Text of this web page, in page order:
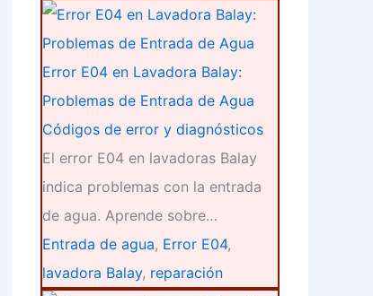
Error E04 en Lavadora Balay:
Problemas de Entrada de Agua
Códigos de error y diagnósticos
El error E04 en lavadoras Balay
indica problemas con la entrada
de agua. Aprende sobre…
Entrada de agua, Error E04,
lavadora Balay, reparación